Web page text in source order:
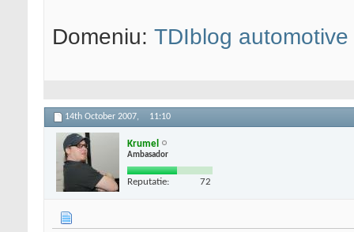
Domeniu: TDIblog
14th October 2007, 11:10
Krumel
Ambasador
Reputatie: 72